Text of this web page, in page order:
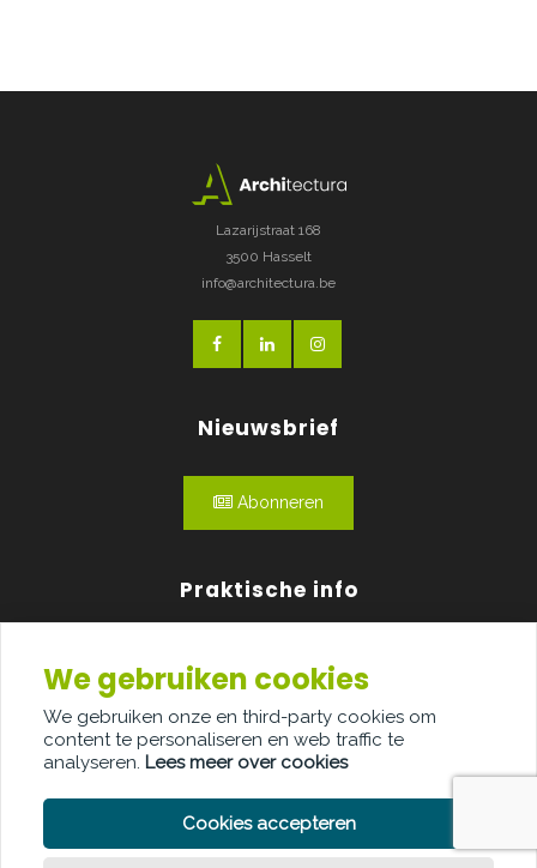
Lazarijstraat 168
3500 Hasselt
info@architectura.be
Nieuwsbrief
Abonneren
Praktische info
Over ons
Adverteren
Contact
We gebruiken cookies
We gebruiken onze en third-party cookies om
content te personaliseren en web traffic te
analyseren. Lees meer over cookies
Cookies accepteren